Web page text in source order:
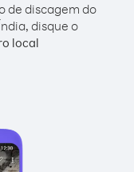
de discagem do
disque o
local